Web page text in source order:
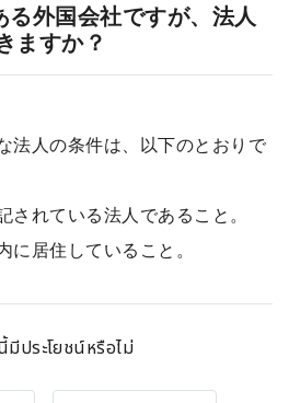
る外国会社ですが、法人
ますか？
法人の条件は、以下のとおりで
されている法人であること。
に居住していること。
ประโยชน์หรือไม่